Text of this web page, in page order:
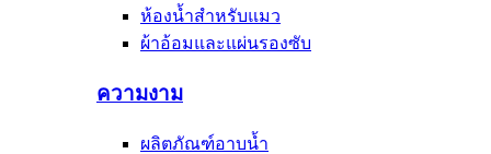
ห้องน้ำสำหรับแมว
ผ้าอ้อมและแผ่นรองซับ
ความงาม
ผลิตภัณฑ์อาบน้ำ